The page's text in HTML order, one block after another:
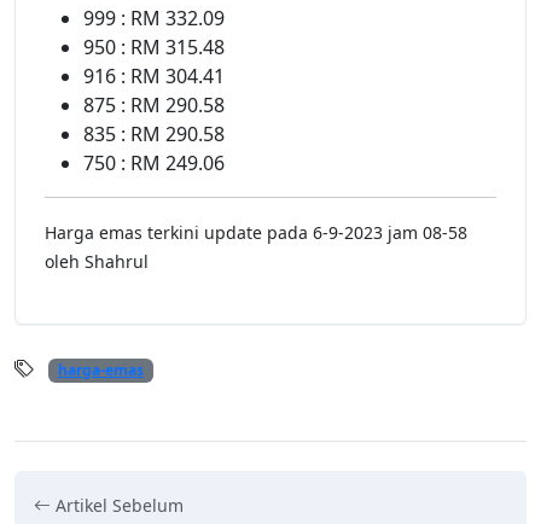
999 : RM 332.09
950 : RM 315.48
916 : RM 304.41
875 : RM 290.58
835 : RM 290.58
750 : RM 249.06
Harga emas terkini update pada 6-9-2023 jam 08-58
oleh Shahrul
harga-emas
Artikel Sebelum